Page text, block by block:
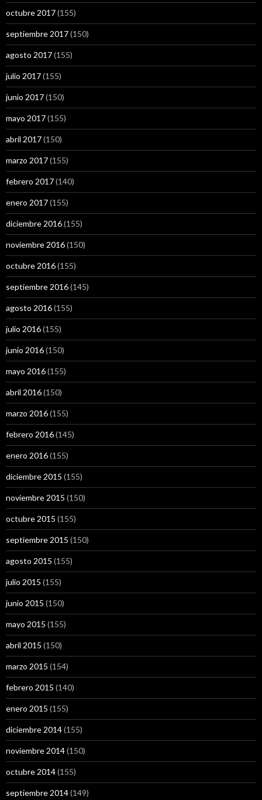
octubre 2017(155)
septiembre 2017(150)
agosto 2017(155)
julio 2017(155)
junio 2017(150)
mayo 2017(155)
abril 2017(150)
marzo 2017(155)
febrero 2017(140)
enero 2017(155)
diciembre 2016(155)
noviembre 2016(150)
octubre 2016(155)
septiembre 2016(145)
agosto 2016(155)
julio 2016(155)
junio 2016(150)
mayo 2016(155)
abril 2016(150)
marzo 2016(155)
febrero 2016(145)
enero 2016(155)
diciembre 2015 (155)
noviembre 2015 (150)
octubre 2015 (155)
septiembre 2015 (150)
agosto 2015 (155)
julio 2015 (155)
junio 2015 (150)
mayo 2015 (155)
abril 2015 (150)
marzo 2015 (154)
febrero 2015 (140)
enero 2015 (155)
diciembre 2014(155)
noviembre 2014(150)
octubre 2014(155)
septiembre 2014(149)